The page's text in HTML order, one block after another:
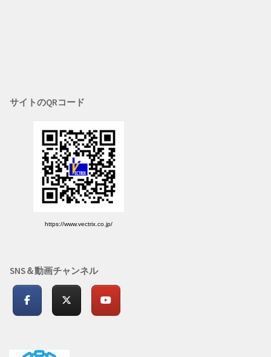
サイトのQRコード
https://www.vectrix.co.jp/
SNS＆動画チャンネル